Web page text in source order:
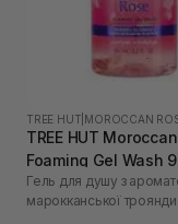
TREE HUT MOROCCAN
TREE HUT
Foaming Gel Wash
Гель для душу з
марокканської троянди